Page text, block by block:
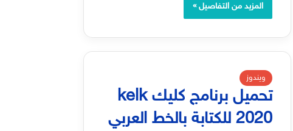
المزيد من التفاصيل »
ويندوز
تحميل برنامج كليك kelk
2020 للكتابة بالخط العربي